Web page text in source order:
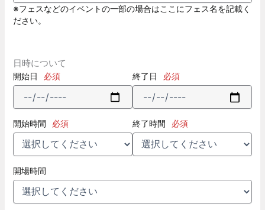
※フェスなどのイベントの一部の場合はここにフェス名を記載く
ださい。
日時について
開始日 必須 終了日 必須
開始時間 必須 終了時間 必須
開場時間